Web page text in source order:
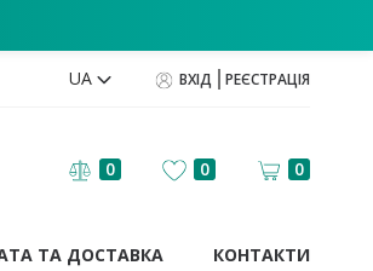
UA ВХІД РЕЄСТРАЦІЯ
0 0 0
ТА ДОСТАВКА КОНТАКТИ